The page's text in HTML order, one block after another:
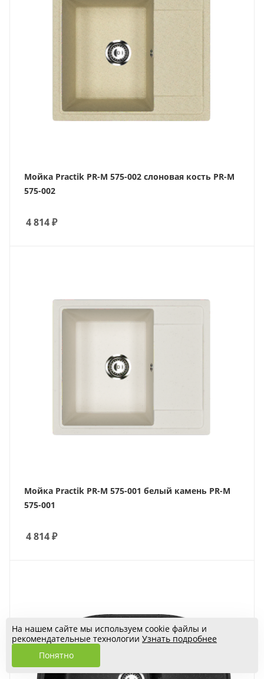
Мойка Practik PR-M 575-002 слоновая кость PR-M
575-002
4 814₽
Мойка Practik PR-M 575-001 белый камень PR-M
575-001
4 814₽
На нашем сайте мы используем cookie файлы и
рекомендательные технологии Узнать подробнее
Понятно